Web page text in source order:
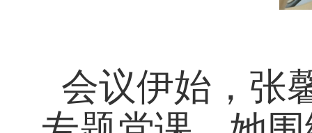
会议伊始，张